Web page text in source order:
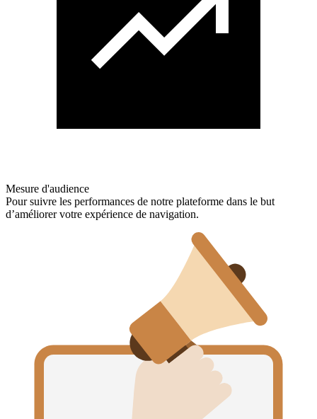
Mesure d'audience
Pour suivre les performances de notre plateforme dans le but
d’améliorer votre expérience de navigation.